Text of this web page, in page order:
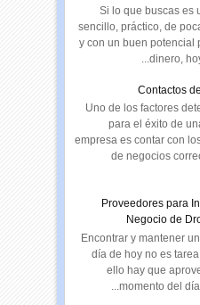
Si lo que buscas es
sencillo, práctico, de
y con un buen potencial
dinero,
Contactos
Uno de los factores
para el éxito de
empresa es contar con
de negocios
70 Proveedores para
Negocio de
Encontrar y mantener
día de hoy no es
ello hay que
momento del día